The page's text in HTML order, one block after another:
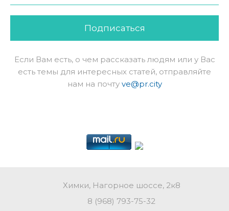
Подписаться
Если Вам есть, о чем рассказать людям или у Вас
есть темы для интересных статей, отправляйте
нам на почту ve@pr.city
Химки, Нагорное шоссе, 2к8
8 (968) 793-75-32